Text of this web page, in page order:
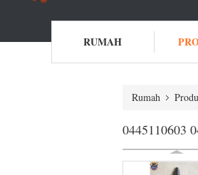
RUMAH
Rumah
0445110603